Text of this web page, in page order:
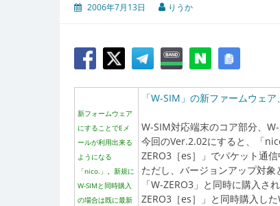
2006年7月13日 りうか
新フォームウェア
にすることでEメ
ールが利用出来る
ようになる
「nico.」。新規に
W-SIMと同時購入
の場合は既に最新
「W-SIM」の新ファームウェ
W-SIM対応端末のコア部分、
今回のVer.2.02にすると、「
ZERO3［es］」でパケット通
ただし、バージョンアップ対象
「W-ZERO3」と同時に購入
ZERO3［es］」と同時購入し